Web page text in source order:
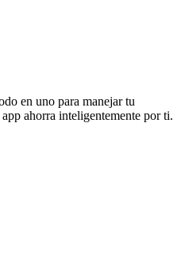
en uno para manejar tu
ahorra inteligentemente por ti.